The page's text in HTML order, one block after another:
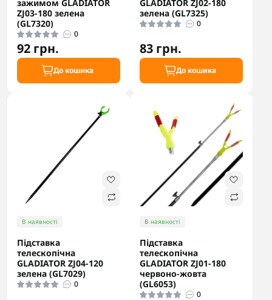
зажимом GLADIATOR
ZJ03-180 зелена
(GL7320)
0
92 грн.
До кошика
GLADIATOR ZJ02-180
зелена (GL7325)
0
83 грн.
До кошика
В наявності
Підставка
телескопічна
GLADIATOR ZJ04-120
зелена (GL7029)
0
В наявності
Підставка
телескопічна
GLADIATOR ZJ01-180
червоно-жовта
(GL6053)
0